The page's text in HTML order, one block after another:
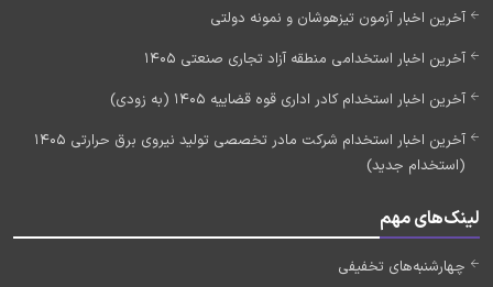
آخرین اخبار آزمون تیزهوشان و نمونه دولتی
آخرین اخبار استخدامی منطقه آزاد تجاری صنعتی 1405
آخرین اخبار استخدام کادر اداری قوه قضاییه 1405 (به زودی)
آخرین اخبار استخدام شرکت مادر تخصصی تولید نیروی برق حرارتی 1405
(استخدام جدید)
لینک‌های مهم
چهارشنبه‌های تخفیفی